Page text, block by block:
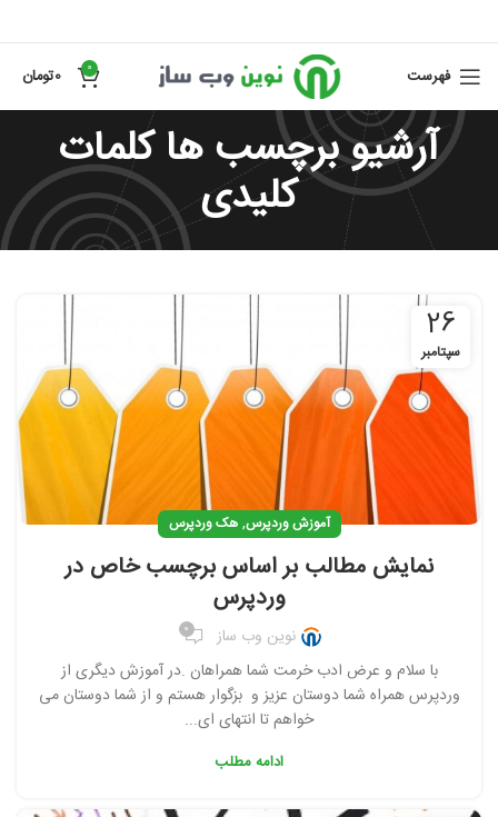
فهرست 0
0تومان
آرشیو برچسب ها کلمات
کلیدی
26
سپتامبر
آموزش وردپرس,هک وردپرس
نمایش مطالب بر اساس برچسب خاص در
وردپرس
نوین وب ساز 0
با سلام و عرض ادب خرمت شما همراهان .در آموزش دیگری از
وردپرس همراه شما دوستان عزیز و بزگوار هستم و از شما دوستان می
خواهم تا انتهای ای...
ادامه مطلب